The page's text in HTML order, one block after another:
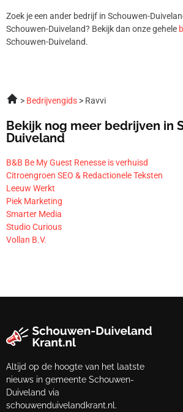
Zoek je een ander bedrijf in Schouwen-
Schouwen-Duiveland? Bekijk dan onze gehele
Schouwen-Duiveland.
Bedrijvengids Ravvi
Bekijk nog meer bedrijven in
Duiveland
B&B Be My Guest Renesse is verhuisd
Citroengroen SEO & Redactionele Teksten
Leeuw Werkt
Piek Marketing
Smarter Media
Studio Curious
Vollan B.V.
Altijd op de hoogte van het laatste
nieuws in gemeente Schouwen-
Duiveland via
schouwenduivelandkrant.nl.